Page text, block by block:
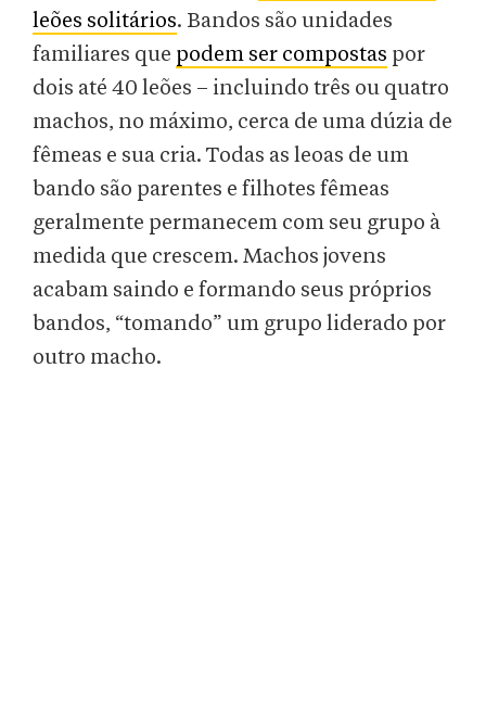
leões solitários. Bandos são unidades
familiares que podem ser compostas por
dois até 40 leões – incluindo três ou quatro
machos, no máximo, cerca de uma dúzia de
fêmeas e sua cria. Todas as leoas de um
bando são parentes e filhotes fêmeas
geralmente permanecem com seu grupo à
medida que crescem. Machos jovens
acabam saindo e formando seus próprios
bandos, “tomando” um grupo liderado por
outro macho.